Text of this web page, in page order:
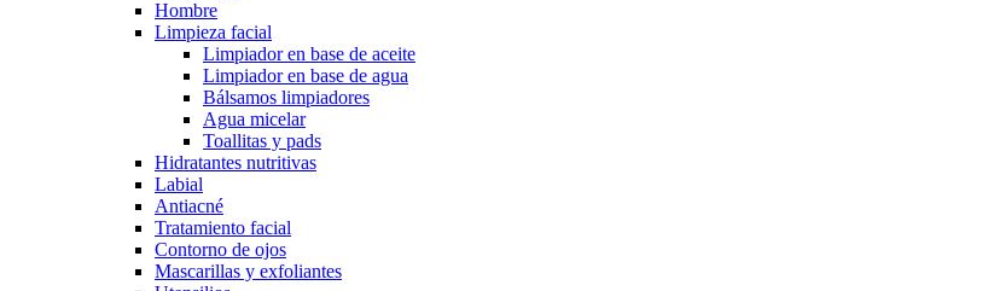
Hombre
Limpieza facial
Limpiador en base de aceite
Limpiador en base de agua
Bálsamos limpiadores
Agua micelar
Toallitas y pads
Hidratantes nutritivas
Labial
Antiacné
Tratamiento facial
Contorno de ojos
Mascarillas y exfoliantes